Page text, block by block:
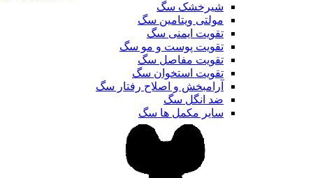
شیرخشک سگ
مولتی ویتامین سگ
تقویت ایمنی سگ
تقویت پوست و مو سگ
تقویت مفاصل سگ
تقویت استخوان سگ
آرامبخش و اصلاح رفتار سگ
ضد انگل سگ
سایر مکمل ها سگ